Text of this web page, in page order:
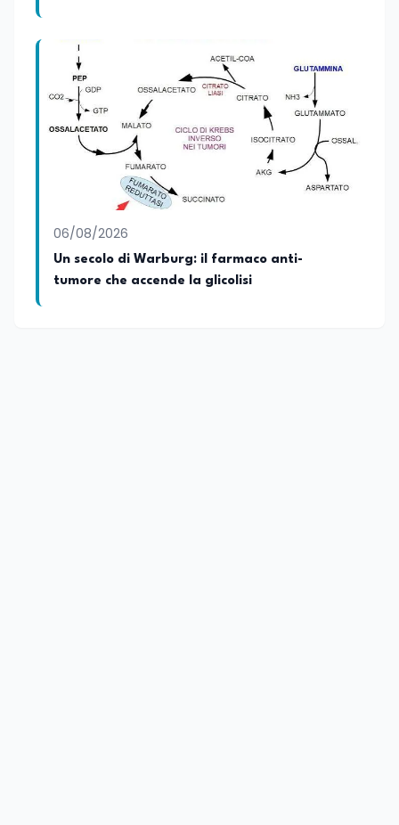
06/08/2026
Un secolo di Warburg: il farmaco anti-
tumore che accende la glicolisi